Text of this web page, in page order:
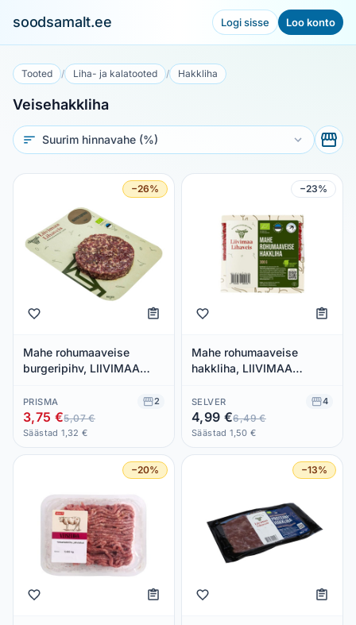
soodsamalt.ee Logi sisse Loo konto
Tooted / Liha- ja kalatooted / Hakkliha
Veisehakkliha
Sorteeri
−26%
Mahe rohumaaveise
burgeripihv, LIIVIMAA
PRISMA 2
3,75 €5,07 €
Säästad 1,32 €
−23%
Mahe rohumaaveise
hakkliha, LIIVIMAA
SELVER 4
4,99 €6,49 €
Säästad 1,50 €
−20% −13%